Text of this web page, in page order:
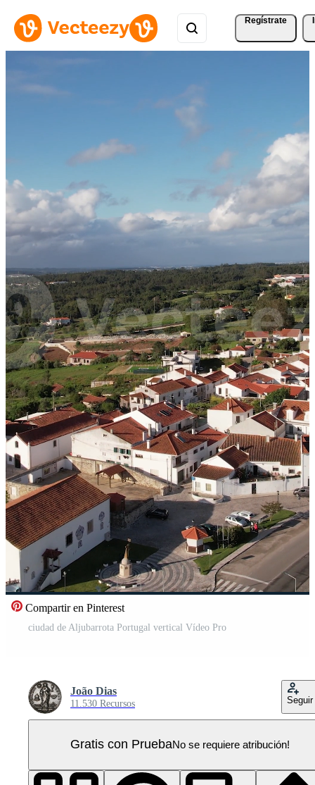
Regístrate
Compartir en Pinterest
ciudad de Aljubarrota Portugal vertical Vídeo Pro
João Dias
11.530 Recursos Seguir
Gratis con PruebaNo se requiere atribución!